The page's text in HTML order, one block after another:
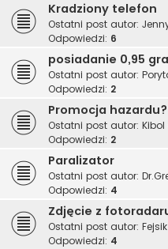
Kradziony telefon
Ostatni post autor:
Odpowiedzi: 6
posiadanie 0,95
Ostatni post autor:
Odpowiedzi: 2
Promocja hazardu?
Ostatni post autor: Kibol
Odpowiedzi: 2
Paralizator
Ostatni post autor:
Odpowiedzi: 4
Zdjęcie z
Ostatni post autor: Fejsik
Odpowiedzi: 4